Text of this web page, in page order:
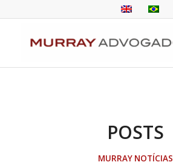
POSTS
MURRAY NOTÍCIAS